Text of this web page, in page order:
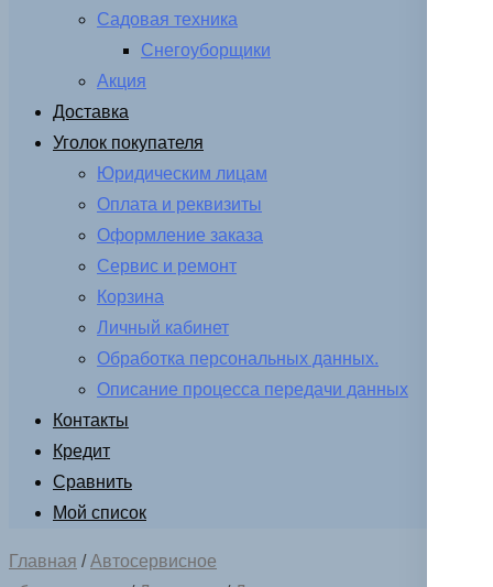
Садовая техника
Снегоуборщики
Акция
Доставка
Уголок покупателя
Юридическим лицам
Оплата и реквизиты
Оформление заказа
Сервис и ремонт
Корзина
Личный кабинет
Обработка персональных данных.
Описание процесса передачи данных
Контакты
Кредит
Сравнить
Мой список
Главная /Автосервисное